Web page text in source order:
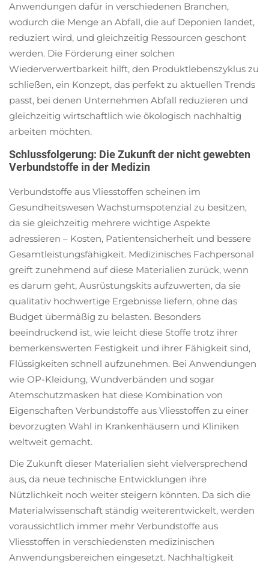
Anwendungen dafür in verschiedenen Branchen,
wodurch die Menge an Abfall, die auf Deponien landet,
reduziert wird, und gleichzeitig Ressourcen geschont
werden. Die Förderung einer solchen
Wiederverwertbarkeit hilft, den Produktlebenszyklus zu
schließen, ein Konzept, das perfekt zu aktuellen Trends
passt, bei denen Unternehmen Abfall reduzieren und
gleichzeitig wirtschaftlich wie ökologisch nachhaltig
arbeiten möchten.
Schlussfolgerung: Die Zukunft der nicht gewebten
Verbundstoffe in der Medizin
Verbundstoffe aus Vliesstoffen scheinen im
Gesundheitswesen Wachstumspotenzial zu besitzen,
da sie gleichzeitig mehrere wichtige Aspekte
adressieren – Kosten, Patientensicherheit und bessere
Gesamtleistungsfähigkeit. Medizinisches Fachpersonal
greift zunehmend auf diese Materialien zurück, wenn
es darum geht, Ausrüstungskits aufzuwerten, da sie
qualitativ hochwertige Ergebnisse liefern, ohne das
Budget übermäßig zu belasten. Besonders
beeindruckend ist, wie leicht diese Stoffe trotz ihrer
bemerkenswerten Festigkeit und ihrer Fähigkeit sind,
Flüssigkeiten schnell aufzunehmen. Bei Anwendungen
wie OP-Kleidung, Wundverbänden und sogar
Atemschutzmasken hat diese Kombination von
Eigenschaften Verbundstoffe aus Vliesstoffen zu einer
bevorzugten Wahl in Krankenhäusern und Kliniken
weltweit gemacht.
Die Zukunft dieser Materialien sieht vielversprechend
aus, da neue technische Entwicklungen ihre
Nützlichkeit noch weiter steigern könnten. Da sich die
Materialwissenschaft ständig weiterentwickelt, werden
voraussichtlich immer mehr Verbundstoffe aus
Vliesstoffen in verschiedensten medizinischen
Anwendungsbereichen eingesetzt. Nachhaltigkeit